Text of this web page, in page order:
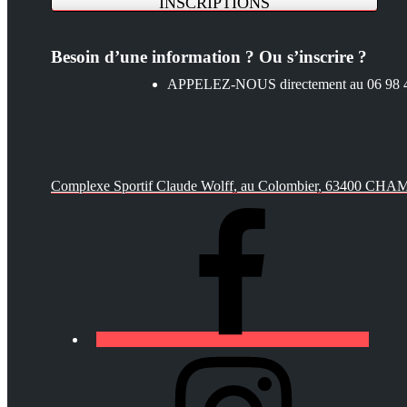
Besoin d’une information ? Ou s’inscrire ?
APPELEZ-NOUS directement au 06 98
Complexe Sportif Claude Wolff, au Colombier, 63400
chamalieres.fr/wp-
content/uploads/2020/03/